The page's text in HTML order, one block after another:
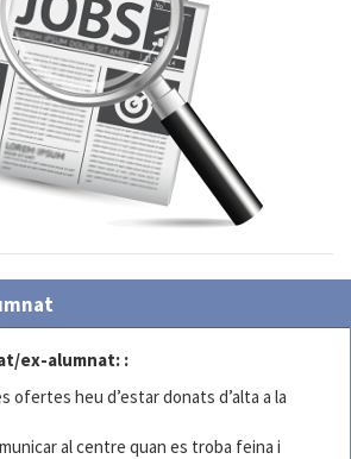
ex-alumnat: :
ofertes heu d’estar donats d’alta a la
al centre quan es troba feina i